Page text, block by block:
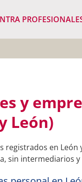
y
León)
en
sin intermediarios